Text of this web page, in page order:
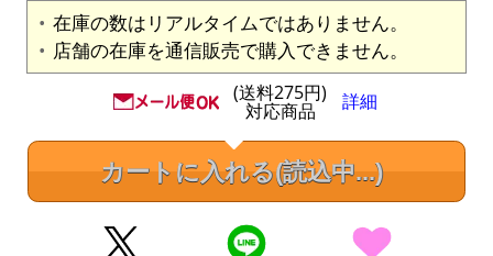
在庫の数はリアルタイムではありません。
店舗の在庫を通信販売で購入できません。
(送料275円)
対応商品 詳細
カートに入れる(読込中...)